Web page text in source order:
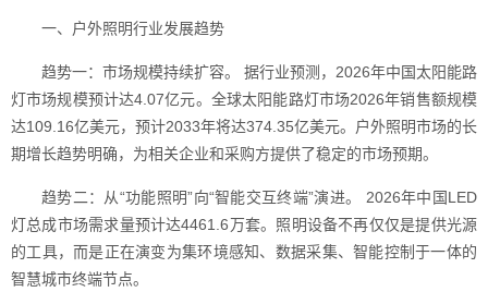
一、户外照明行业发展趋势
趋势一：市场规模持续扩容。 据行业预测，2026年中国太阳能路
灯市场规模预计达4.07亿元。全球太阳能路灯市场2026年销售额规模
达109.16亿美元，预计2033年将达374.35亿美元。户外照明市场的长
期增长趋势明确，为相关企业和采购方提供了稳定的市场预期。
趋势二：从“功能照明”向“智能交互终端”演进。 2026年中国LED
灯总成市场需求量预计达4461.6万套。照明设备不再仅仅是提供光源
的工具，而是正在演变为集环境感知、数据采集、智能控制于一体的
智慧城市终端节点。